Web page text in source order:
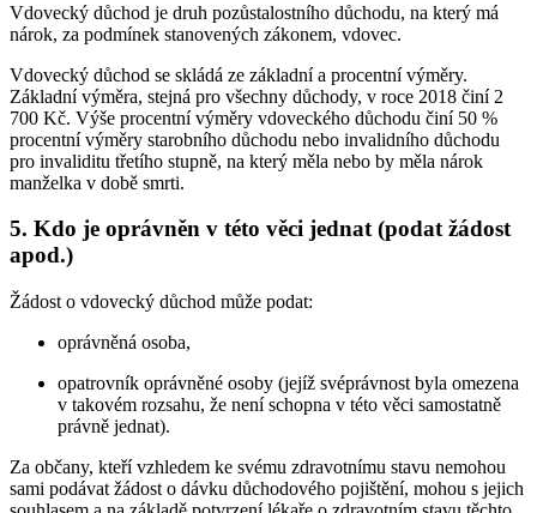
Vdovecký důchod je druh pozůstalostního důchodu, na který má
nárok, za podmínek stanovených zákonem, vdovec.
Vdovecký důchod se skládá ze základní a procentní výměry.
Základní výměra, stejná pro všechny důchody, v roce 2018 činí 2
700 Kč. Výše procentní výměry vdoveckého důchodu činí 50 %
procentní výměry starobního důchodu nebo invalidního důchodu
pro invaliditu třetího stupně, na který měla nebo by měla nárok
manželka v době smrti.
5. Kdo je oprávněn v této věci jednat (podat žádost
apod.)
Žádost o vdovecký důchod může podat:
oprávněná osoba,
opatrovník oprávněné osoby (jejíž svéprávnost byla omezena
v takovém rozsahu, že není schopna v této věci samostatně
právně jednat).
Za občany, kteří vzhledem ke svému zdravotnímu stavu nemohou
sami podávat žádost o dávku důchodového pojištění, mohou s jejich